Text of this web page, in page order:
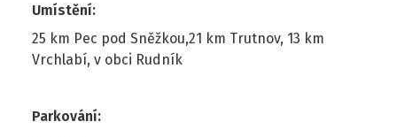
Umístění:
25 km Pec pod Sněžkou,21 km Trutnov, 13 km
Vrchlabí, v obci Rudník
Parkování: